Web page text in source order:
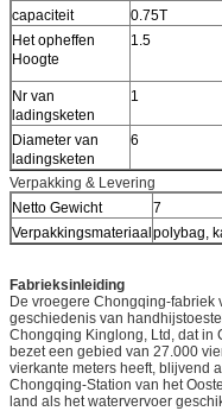
capaciteit
0.75T
Het opheffen
Hoogte
1.5
Nr van
ladingsketen
1
Diameter van
ladingsketen
6
Verpakking & Levering
Netto Gewicht
7
Verpakkingsmateriaalpolybag,
Fabrieksinleiding
De vroegere Chongqing-fabriek
geschiedenis van
Chongqing Kinglong, Ltd, dat in
bezet een gebied van 27.000
vierkante meters heeft, blijvend
Chongqing-Station van het
land als het watervervoer